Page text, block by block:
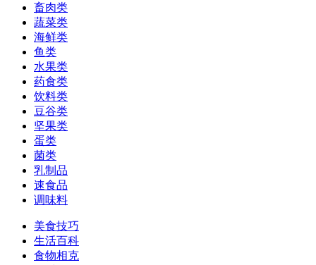
畜肉类
蔬菜类
海鲜类
鱼类
水果类
药食类
饮料类
豆谷类
坚果类
蛋类
菌类
乳制品
速食品
调味料
美食技巧
生活百科
食物相克